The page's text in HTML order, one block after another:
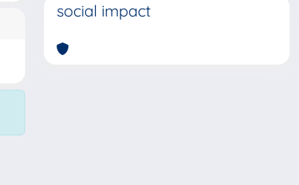
social impact